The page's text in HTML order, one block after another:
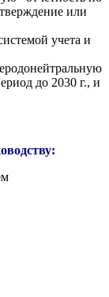
или
учета и
до 2030 г., и